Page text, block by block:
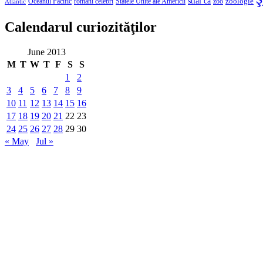
Atlantic
Calendarul curiozităţilor
June 2013
M T W T F S
S
1
2
3
4 5 6 7 8
9
10 11 12 13 14 15 16
17 18 19 20 21 22 23
24 25 26 27 28 29 30
« May
Jul »